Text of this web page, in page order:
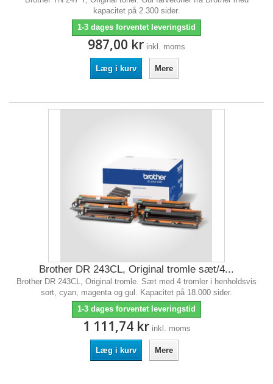
kapacitet på 2.300 sider.
1-3 dages forventet leveringstid
987,00 kr inkl. moms
Læg i kurv Mere
Brother DR 243CL, Original tromle sæt/4...
Brother DR 243CL, Original tromle. Sæt med 4 tromler i henholdsvis
sort, cyan, magenta og gul. Kapacitet på 18.000 sider.
1-3 dages forventet leveringstid
1 111,74 kr inkl. moms
Læg i kurv Mere